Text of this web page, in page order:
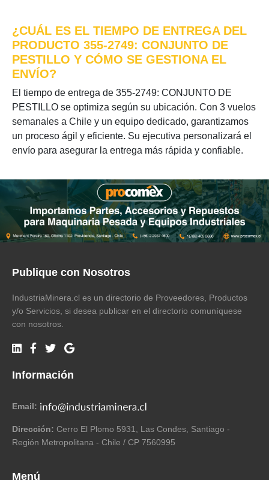
¿CUÁL ES EL TIEMPO DE ENTREGA DEL
PRODUCTO 355-2749: CONJUNTO DE
PESTILLO Y CÓMO SE GESTIONA EL
ENVÍO?
El tiempo de entrega de 355-2749: CONJUNTO DE
PESTILLO se optimiza según su ubicación. Con 3 vuelos
semanales a Chile y un equipo dedicado, garantizamos
un proceso ágil y eficiente. Su ejecutiva personalizará el
envío para asegurar la entrega más rápida y confiable.
Publique con Nosotros
IndustriaMinera.cl es un directorio de Proveedores, Productos
y/o Servicios, si desea publicar en el directorio comuníquese
con nosotros.
Información
Email:
Dirección: Cerro El Plomo 5931, Las Condes, Santiago -
Región Metropolitana - Chile / CP 7560995
Menú